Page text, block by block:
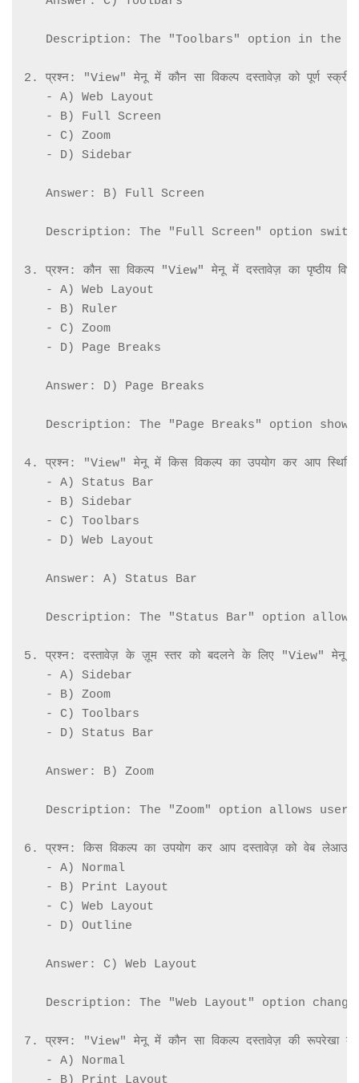
Description: The "Toolbars" option in the
2. प्रश्न: "View" मेनू में कौन सा विकल्प दस्तावेज़ को पूर्ण
   - A) Web Layout
   - B) Full Screen
   - C) Zoom
   - D) Sidebar
   Answer: B) Full Screen
Description: The "Full Screen" option
3. प्रश्न: कौन सा विकल्प "View" मेनू में दस्तावेज़ का पृष्ठीय
   - A) Web Layout
   - B) Ruler
   - C) Zoom
   - D) Page Breaks
   Answer: D) Page Breaks
Description: The "Page Breaks" option
4. प्रश्न: "View" मेनू में किस विकल्प का उपयोग कर आप स्थिति
   - A) Status Bar
   - B) Sidebar
   - C) Toolbars
   - D) Web Layout
   Answer: A) Status Bar
Description: The "Status Bar" option
5. प्रश्न: दस्तावेज़ के ज़ूम स्तर को बदलने के लिए "View" मेनू में
   - A) Sidebar
   - B) Zoom
   - C) Toolbars
   - D) Status Bar
   Answer: B) Zoom
Description: The "Zoom" option allows
6. प्रश्न: किस विकल्प का उपयोग कर आप दस्तावेज़ को वेब
   - A) Normal
   - B) Print Layout
   - C) Web Layout
   - D) Outline
   Answer: C) Web Layout
Description: The "Web Layout" option
7. प्रश्न: "View" मेनू में कौन सा विकल्प दस्तावेज़ की रूपरेखा को
   - A) Normal
   - B) Print Layout